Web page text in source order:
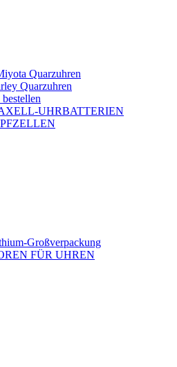
Quarzuhren
Quarzuhren
UHRBATTERIEN
Großverpackung
FÜR UHREN